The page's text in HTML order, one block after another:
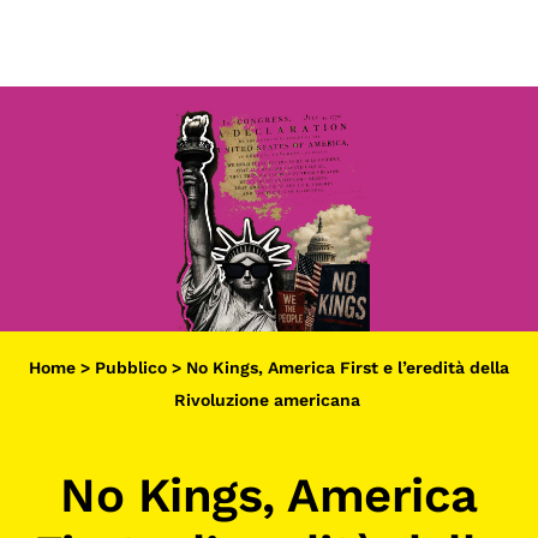
Sala di Lettura
LA FONDAZIONE
Archivio
Archivi del presente
Home > Pubblico > No Kings, America First e l’eredità della
Rivoluzione americana
No Kings, America